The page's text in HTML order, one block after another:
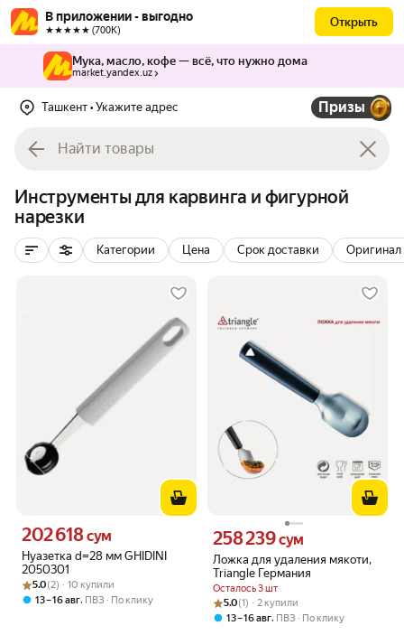
В приложении - выгодно
★★★★★ (700К)
Открыть
Мука, масло, кофе — всё, что нужно дома
market.yandex.uz
Ташкент • Укажите адрес Призы
Инструменты для карвинга и фигурной
нарезки
Категории Цена Срок доставки Оригинал
Нуазетка d=28 мм GHIDINI
2050301
Цена 202618 сум вместо
202 618сум
Рейтинг товара: 5.0 из 5
Оценок: (2) · 10 купили
5.0(2) · 10 купили
13 – 16 авг, ПВЗ По клику
Ложка для удаления мякоти,
Triangle Германия
Осталось 3 шт
Цена 258239 сум вместо
258 239сум
Рейтинг товара: 5.0 из 5
Оценок: (1) · 2 купили
5.0(1) · 2 купили
13 – 16 авг, ПВЗ По клику